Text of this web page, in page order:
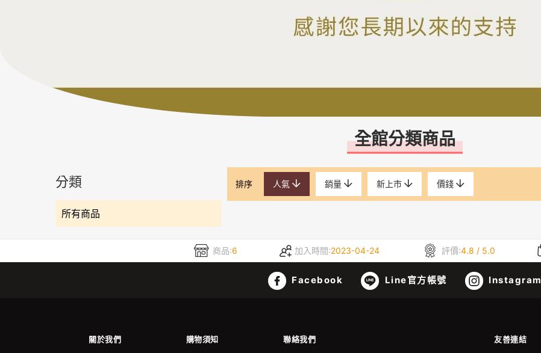
全館分類商品
分類
所有商品
排序 人氣 銷量 新上市 價錢
商品:6 加入時間:2023-04-24 評價:4.8 / 5.0
Facebook Line官方帳號 Instagram
關於我們 購物須知 聯絡我們 友善連結